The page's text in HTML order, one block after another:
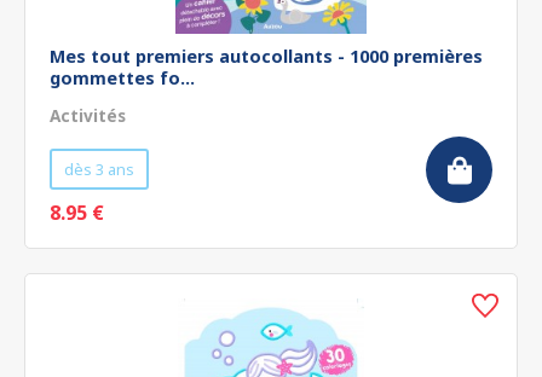
Mes tout premiers autocollants - 1000 premières
gommettes fo...
Activités
dès 3 ans
8.95 €